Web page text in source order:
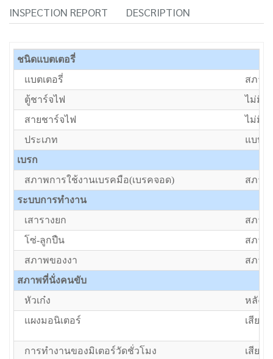
INSPECTION REPORT DESCRIPTION
ชนิดแบตเตอรี่
แบตเตอรี่
สภาพ
ตู้ชาร์จไฟ
ไม่มีตู้
สายชาร์จไฟ
ไม่มีส
ประเภท
แบบนั่
เบรก
สภาพการใช้งานเบรคมือ(เบรคจอด)
สภาพ
ระบบการทำงาน
เสารางยก
สภาพ
โซ่-ลูกปืน
สภาพ
สภาพของงา
สภาพ
สภาพที่นั่งคนขับ
หัวเก๋ง
หลังค
แผงมอนิเตอร์
เสีย/ต้
การทำงานของมิเตอร์วัดชั่วโมง
เสีย/ต้